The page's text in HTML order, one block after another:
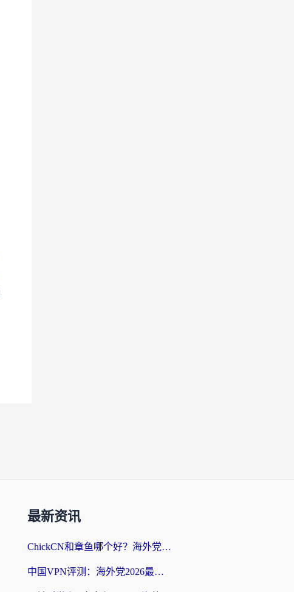
最新资讯
ChickCN和章鱼哪个好？海外党选回国加速器的3个关键维度 + 实用避坑指南
中国VPN评测：海外党2026最全回国加速器选择指南，告别地区限制不踩坑